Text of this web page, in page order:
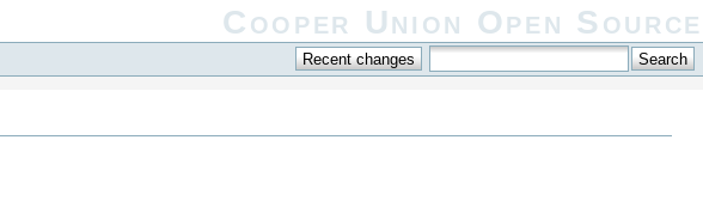
Cooper Union Open Source